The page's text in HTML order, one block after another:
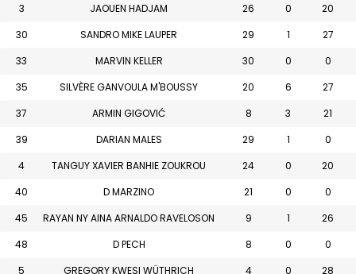
3
JAOUEN HADJAM 26 0
20
30
SANDRO MIKE LAUPER 29 1
27
33
MARVIN KELLER 30 0
0
35
SILVÈRE GANVOULA M'BOUSSY 20 6
27
37
ARMIN GIGOVIĆ 8 3
21
39
DARIAN MALES 29 1
0
4
TANGUY XAVIER BANHIE ZOUKROU 24 0
20
40
D MARZINO 21 0
0
45
RAYAN NY AINA ARNALDO RAVELOSON 9 1
26
48
D PECH 8 0
0
5
GREGORY KWESI WÜTHRICH 4 0
28